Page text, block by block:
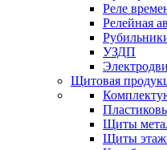
Реле
Релейная
УЗДП
Щитовая
Щиты
Щиты